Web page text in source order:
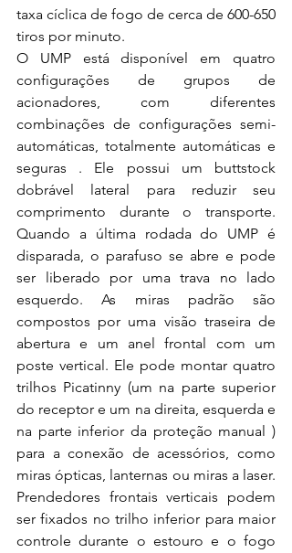
taxa cíclica de fogo de cerca de 600-650
tiros por minuto.
O UMP está disponível em quatro
configurações de grupos de
acionadores, com diferentes
combinações de configurações semi-
automáticas, totalmente automáticas e
seguras . Ele possui um buttstock
dobrável lateral para reduzir seu
comprimento durante o transporte.
Quando a última rodada do UMP é
disparada, o parafuso se abre e pode
ser liberado por uma trava no lado
esquerdo. As miras padrão são
compostos por uma visão traseira de
abertura e um anel frontal com um
poste vertical. Ele pode montar quatro
trilhos Picatinny (um na parte superior
do receptor e um na direita, esquerda e
na parte inferior da proteção manual )
para a conexão de acessórios, como
miras ópticas, lanternas ou miras a laser.
Prendedores frontais verticais podem
ser fixados no trilho inferior para maior
controle durante o estouro e o fogo